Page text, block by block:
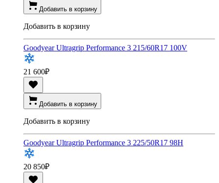
Добавить в корзину
Добавить в корзину
Goodyear Ultragrip Performance 3 215/60R17 100V
21 600₽
Добавить в корзину
Добавить в корзину
Goodyear Ultragrip Performance 3 225/50R17 98H
20 850₽